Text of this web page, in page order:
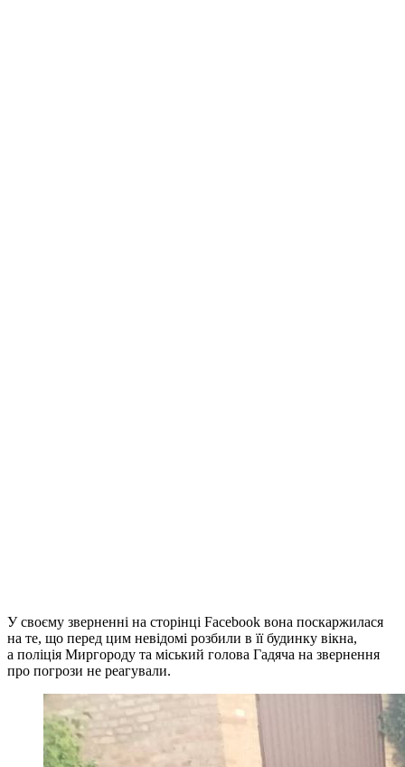
У своєму зверненні на сторінці Facebook вона поскаржилася
на те, що перед цим невідомі розбили в її будинку вікна,
а поліція Миргороду та міський голова Гадяча на звернення
про погрози не реагували.